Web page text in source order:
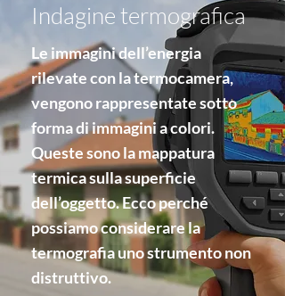
Indagine termografica
Le immagini dell’energia
rilevate con la termocamera,
vengono rappresentate sotto
forma di immagini a colori.
Queste sono la mappatura
termica sulla superficie
dell’oggetto. Ecco perché
possiamo considerare la
termografia uno strumento non
distruttivo.